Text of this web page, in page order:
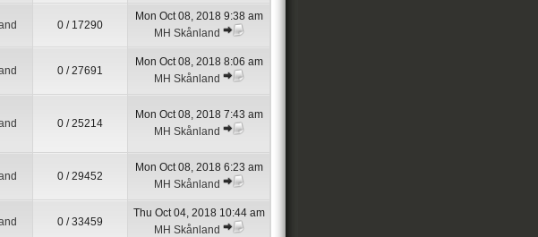
0 / 17290
Mon Oct 08, 2018 9:38 am
MH Skånland
0 / 27691
Mon Oct 08, 2018 8:06 am
MH Skånland
0 / 25214
Mon Oct 08, 2018 7:43 am
MH Skånland
0 / 29452
Mon Oct 08, 2018 6:23 am
MH Skånland
0 / 33459
Thu Oct 04, 2018 10:44 am
MH Skånland